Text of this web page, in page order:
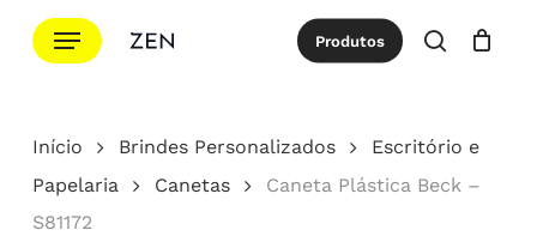
para
principal
Menu Produtos
procurar
Cotação Close
Início Brindes Personalizados
Escritório e
Papelaria
Canetas
Caneta Plástica Beck –
S81172